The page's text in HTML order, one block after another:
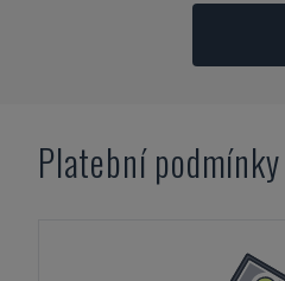
Platební podmínky